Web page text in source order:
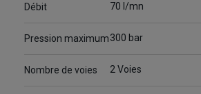
Débit 70 l/mn
Pression maximum300 bar
Nombre de voies 2 Voies